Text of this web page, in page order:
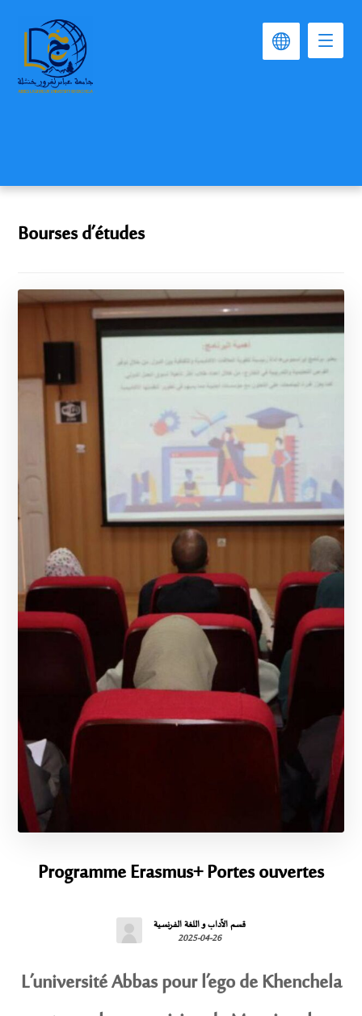
Bourses d’études
Programme Erasmus+ Portes ouvertes
قسم الآداب و اللغة الفرنسية
2025-04-26
L’université Abbas pour l’ego de Khenchela